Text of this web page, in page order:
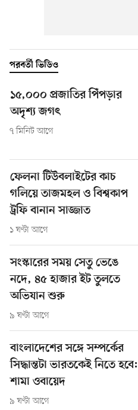
পরবর্তী ভিডিও
১৫,০০০ প্রজাতির পিঁপড়ার
অদৃশ্য জগৎ
৭ মিনিট আগে
ফেলনা টিউবলাইটের কাচ
গলিয়ে তাজমহল ও বিশ্বকাপ
ট্রফি বানান সাজ্জাত
১ ঘণ্টা আগে
সংস্কারের সময় সেতু ভেঙে
নদে, ৪৫ হাজার ইট তুলতে
অভিযান শুরু
৯ ঘণ্টা আগে
বাংলাদেশের সঙ্গে সম্পর্কের
সিদ্ধান্তটা ভারতকেই নিতে হবে:
শামা ওবায়েদ
৯ ঘণ্টা আগে